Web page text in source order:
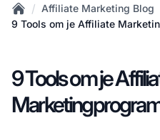
Home
/ Affiliate Marketing Blog
9 Tools om je Affiliate
9 Tools om je